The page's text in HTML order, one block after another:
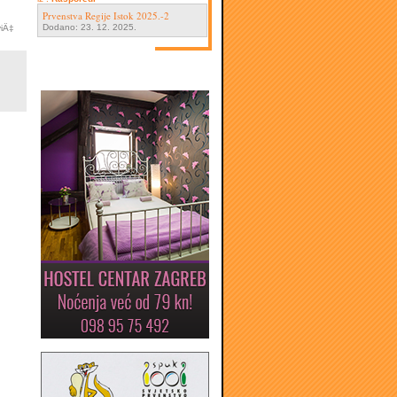
Prvenstva Regije Istok 2025.-2
Dodano: 23. 12. 2025.